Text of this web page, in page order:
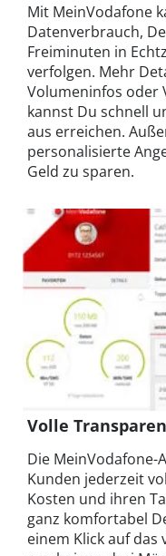
Mit MeinVodafone
Datenverbrauch,
Freiminuten in
verfolgen. Mehr
Volumeninfos oder
kannst Du schnell
aus erreichen.
personalisierte
Geld zu sparen.
Volle
Die MeinVodafone-
Kunden jederzeit
Kosten und ihren
ganz komfortabel
einem Klick auf